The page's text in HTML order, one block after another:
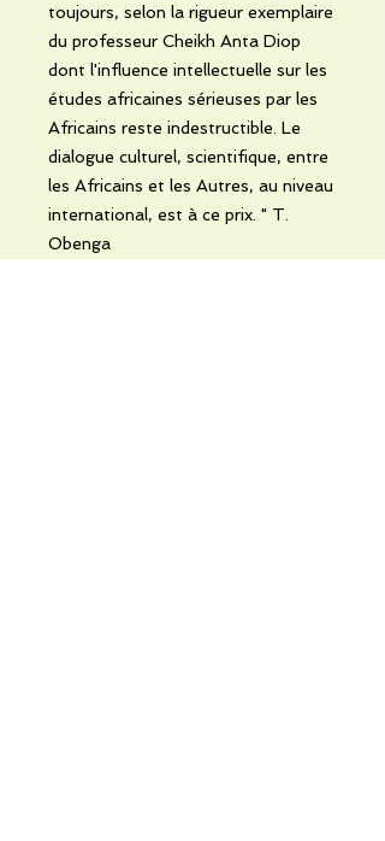
toujours, selon la rigueur exemplaire
du professeur Cheikh Anta Diop
dont l'influence intellectuelle sur les
études africaines sérieuses par les
Africains reste indestructible. Le
dialogue culturel, scientifique, entre
les Africains et les Autres, au niveau
international, est à ce prix. " T.
Obenga